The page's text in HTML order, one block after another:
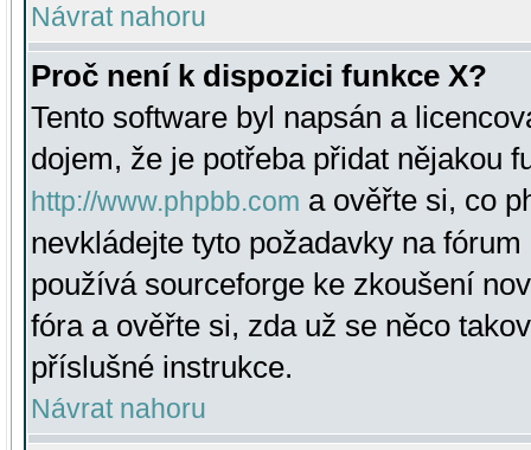
Návrat nahoru
Proč není k dispozici funkce X?
Tento software byl napsán a
dojem, že je potřeba přidat nějakou
http://www.phpbb.com a ověřte si, co
nevkládejte tyto požadavky na
používá sourceforge ke zkoušení
fóra a ověřte si, zda už se něco
příslušné instrukce.
Návrat nahoru